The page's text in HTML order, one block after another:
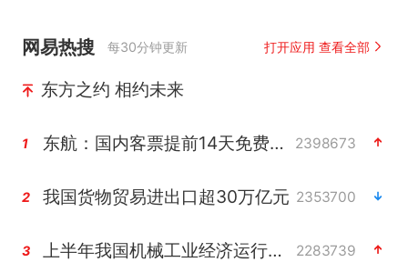
网易热搜 每30分钟更新 打开应用 查看全部
东方之约 相约未来
1 东航：国内客票提前14天免费退改 2398673
2 我国货物贸易进出口超30万亿元 2353700
3 上半年我国机械工业经济运行稳中有进 2283739